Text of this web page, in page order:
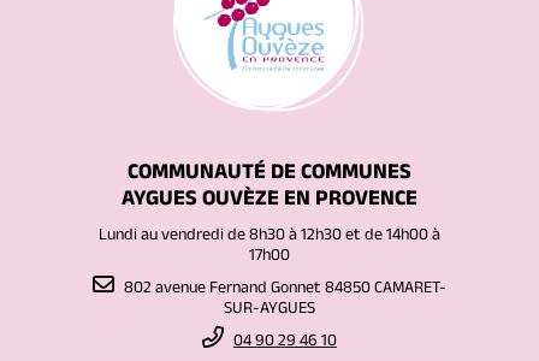
COMMUNAUTÉ DE COMMUNES
AYGUES OUVÈZE EN PROVENCE
Lundi au vendredi de 8h30 à 12h30 et de 14h00 à
17h00
802 avenue Fernand Gonnet 84850 CAMARET-
SUR-AYGUES
04 90 29 46 10